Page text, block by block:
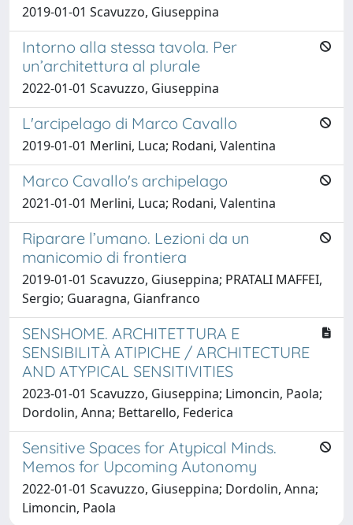
2019-01-01 Scavuzzo, Giuseppina
Intorno alla stessa tavola. Per
un’architettura al plurale
2022-01-01 Scavuzzo, Giuseppina
L'arcipelago di Marco Cavallo
2019-01-01 Merlini, Luca; Rodani, Valentina
Marco Cavallo's archipelago
2021-01-01 Merlini, Luca; Rodani, Valentina
Riparare l’umano. Lezioni da un
manicomio di frontiera
2019-01-01 Scavuzzo, Giuseppina; PRATALI MAFFEI,
Sergio; Guaragna, Gianfranco
SENSHOME. ARCHITETTURA E
SENSIBILITÀ ATIPICHE / ARCHITECTURE
AND ATYPICAL SENSITIVITIES
2023-01-01 Scavuzzo, Giuseppina; Limoncin, Paola;
Dordolin, Anna; Bettarello, Federica
Sensitive Spaces for Atypical Minds.
Memos for Upcoming Autonomy
2022-01-01 Scavuzzo, Giuseppina; Dordolin, Anna;
Limoncin, Paola